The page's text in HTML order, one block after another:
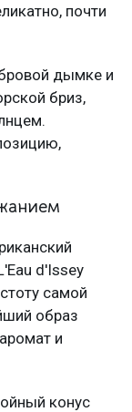
почти
дымке и
бриз,
d'Issey
самой
образ
и
конус